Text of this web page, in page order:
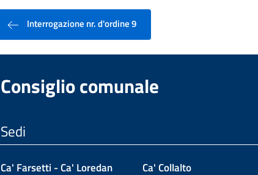
Interrogazione nr. d'ordine 9
Consiglio comunale
Sedi
Ca' Farsetti - Ca' Loredan
Ca' Collalto